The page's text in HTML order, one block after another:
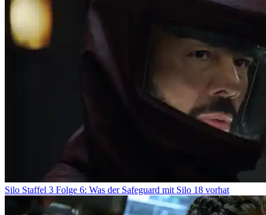
Silo Staffel 3 Folge 6: Was der Safeguard mit Silo 18 vorhat